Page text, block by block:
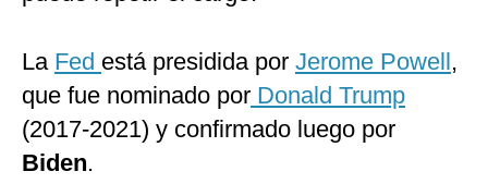
La Fed está presidida por Jerome Powell,
que fue nominado por Donald Trump
(2017-2021) y confirmado luego por
Biden.